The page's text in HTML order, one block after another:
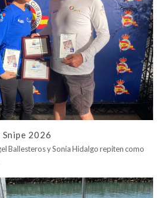
Snipe 2026
Ballesteros y Sonia Hidalgo repiten como